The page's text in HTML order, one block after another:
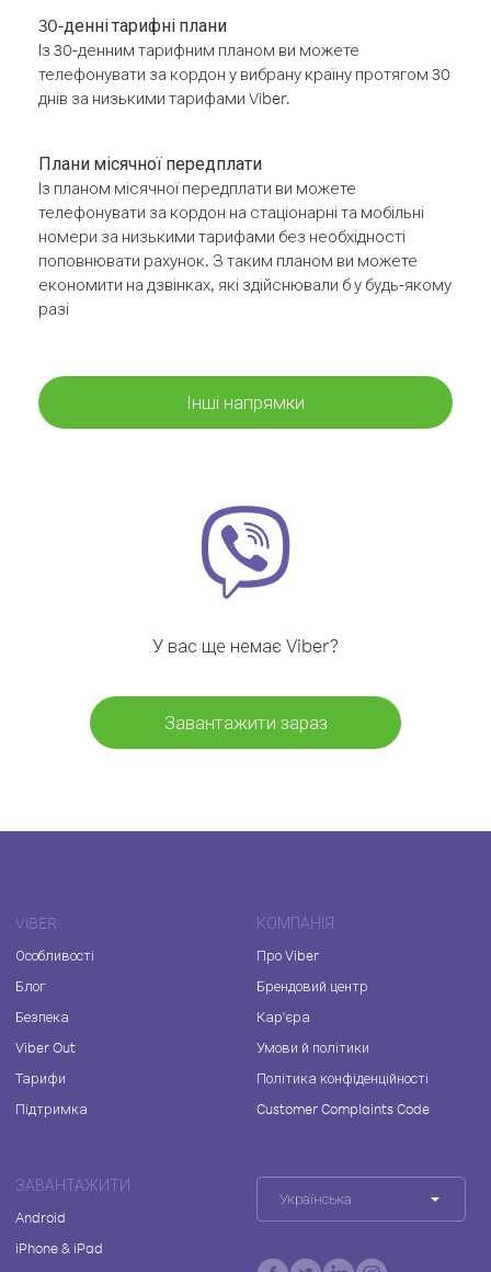
30-денні тарифні плани
Із 30-денним тарифним планом ви можете
телефонувати за кордон у вибрану країну протягом 30
днів за низькими тарифами Viber.
Плани місячної передплати
Із планом місячної передплати ви можете
телефонувати за кордон на стаціонарні та мобільні
номери за низькими тарифами без необхідності
поповнювати рахунок. З таким планом ви можете
економити на дзвінках, які здійснювали б у будь-якому
разі
Інші напрямки
У вас ще немає Viber?
Завантажити зараз
VIBER
Особливості
Блог
Безпека
Viber Out
Тарифи
Підтримка
КОМПАНІЯ
Про Viber
Брендовий центр
Кар'єра
Умови й політики
Політика конфіденційності
Customer Complaints Code
ЗАВАНТАЖИТИ
Android
iPhone & iPad
Українська